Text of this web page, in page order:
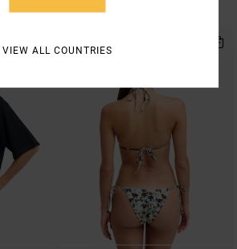
%
VIEW ALL COUNTRIES